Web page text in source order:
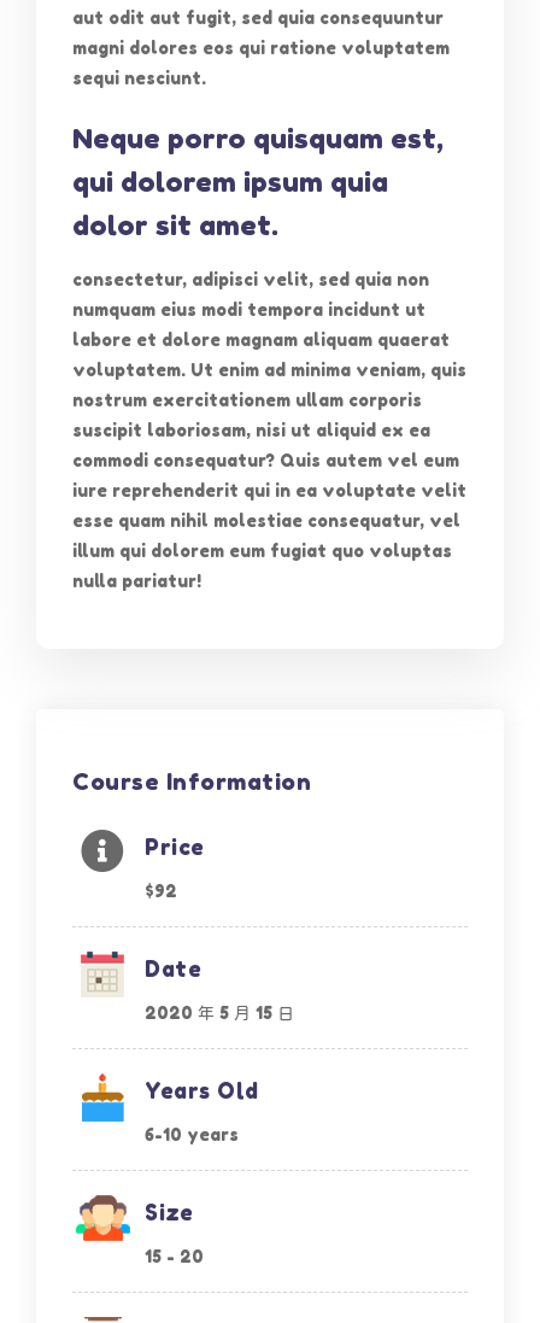
aut odit aut fugit, sed quia consequuntur
magni dolores eos qui ratione voluptatem
sequi nesciunt.
Neque porro quisquam est,
qui dolorem ipsum quia
dolor sit amet.
consectetur, adipisci velit, sed quia non
numquam eius modi tempora incidunt ut
labore et dolore magnam aliquam quaerat
voluptatem. Ut enim ad minima veniam, quis
nostrum exercitationem ullam corporis
suscipit laboriosam, nisi ut aliquid ex ea
commodi consequatur? Quis autem vel eum
iure reprehenderit qui in ea voluptate velit
esse quam nihil molestiae consequatur, vel
illum qui dolorem eum fugiat quo voluptas
nulla pariatur!
Course Information
Price
$92
Date
2020 年 5 月 15 日
Years Old
6-10 years
Size
15 - 20